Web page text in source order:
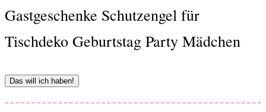
Gastgeschenke Schutzengel für
Tischdeko Geburtstag Party Mädchen
Das will ich haben!